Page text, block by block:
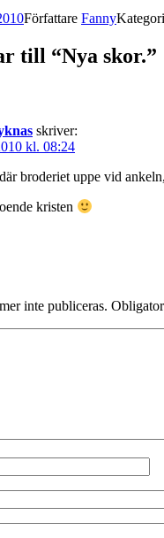
Författare Fanny
till “Nya skor.”
skriver:
kl. 08:24
broderiet uppe vid
kristen
inte publiceras.